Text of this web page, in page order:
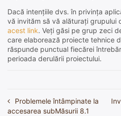
Dacă intențiile dvs. în privința
vă invităm să vă alăturați grupului
acest link. Veți găsi pe grup zeci
care elaborează proiecte tehnice
răspunde punctual fiecărei
perioada derulării proiectului.
Navigare
Problemele întâmpinate la
accesarea subMăsurii 8.1